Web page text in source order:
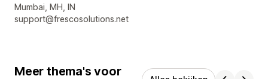
Contactgegevens ontwerper
Mumbai, MH, IN
support@frescosolutions.net
Meer thema's voor